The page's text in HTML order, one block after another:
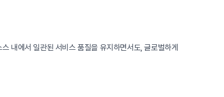
내에서 일관된 서비스 품질을 유지하면서도, 글로벌하게